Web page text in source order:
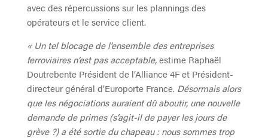
avec des répercussions sur les plannings des
opérateurs et le service client.
« Un tel blocage de l’ensemble des entreprises
ferroviaires n’est pas acceptable,estime Raphaël
Doutrebente Président de l’Alliance 4F et Président-
directeur général d’Europorte France. Désormais alors
que les négociations auraient dû aboutir, une nouvelle
demande de primes (s’agit-il de payer les jours de
grève ?) a été sortie du chapeau : nous sommes trop